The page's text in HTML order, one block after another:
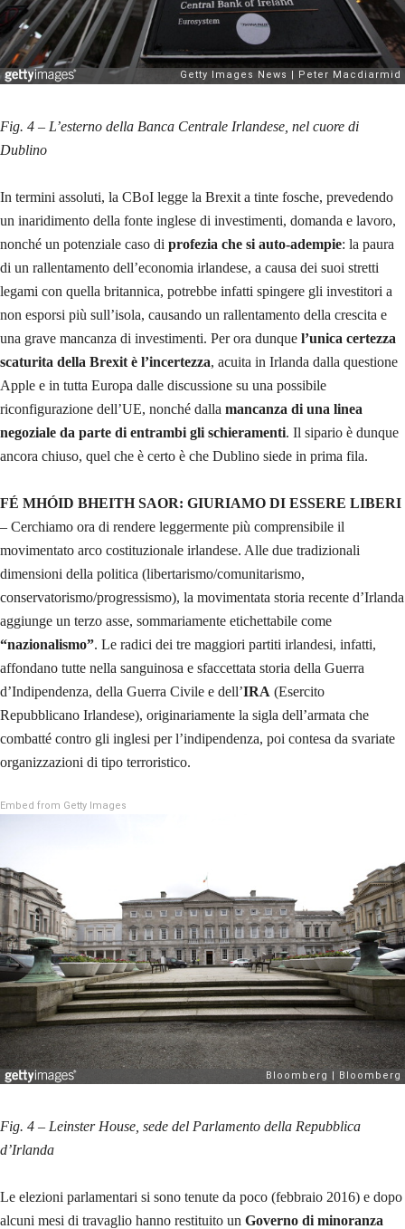
Fig. 4 – L’esterno della Banca Centrale Irlandese, nel cuore di
Dublino
In termini assoluti, la CBoI legge la Brexit a tinte fosche, prevedendo
un inaridimento della fonte inglese di investimenti, domanda e lavoro,
nonché un potenziale caso di profezia che si auto-adempie: la paura
di un rallentamento dell’economia irlandese, a causa dei suoi stretti
legami con quella britannica, potrebbe infatti spingere gli investitori a
non esporsi più sull’isola, causando un rallentamento della crescita e
una grave mancanza di investimenti. Per ora dunque l’unica certezza
scaturita della Brexit è l’incertezza, acuita in Irlanda dalla questione
Apple e in tutta Europa dalle discussione su una possibile
riconfigurazione dell’UE, nonché dalla mancanza di una linea
negoziale da parte di entrambi gli schieramenti. Il sipario è dunque
ancora chiuso, quel che è certo è che Dublino siede in prima fila.
FÉ MHÓID BHEITH SAOR: GIURIAMO DI ESSERE LIBERI
– Cerchiamo ora di rendere leggermente più comprensibile il
movimentato arco costituzionale irlandese. Alle due tradizionali
dimensioni della politica (libertarismo/comunitarismo,
conservatorismo/progressismo), la movimentata storia recente d’Irlanda
aggiunge un terzo asse, sommariamente etichettabile come
“nazionalismo”. Le radici dei tre maggiori partiti irlandesi, infatti,
affondano tutte nella sanguinosa e sfaccettata storia della Guerra
d’Indipendenza, della Guerra Civile e dell’IRA (Esercito
Repubblicano Irlandese), originariamente la sigla dell’armata che
combatté contro gli inglesi per l’indipendenza, poi contesa da svariate
organizzazioni di tipo terroristico.
Embed from Getty Images
Fig. 4 – Leinster House, sede del Parlamento della Repubblica
d’Irlanda
Le elezioni parlamentari si sono tenute da poco (febbraio 2016) e dopo
alcuni mesi di travaglio hanno restituito un Governo di minoranza